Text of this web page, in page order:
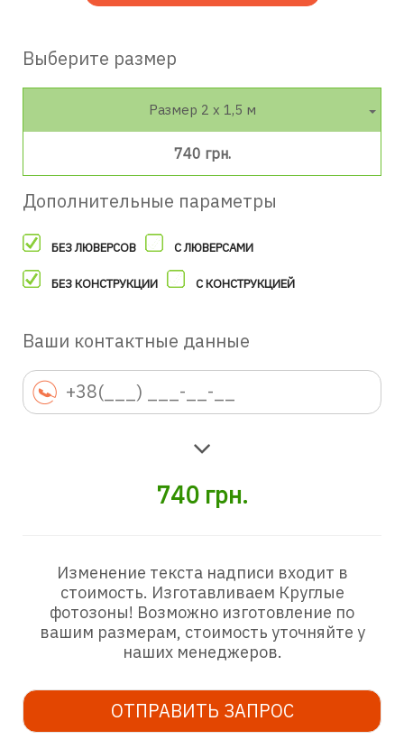
Выберите размер
Размер 2 х 1,5 м
740 грн.
Дополнительные параметры
БЕЗ ЛЮВЕРСОВ С ЛЮВЕРСАМИ
БЕЗ КОНСТРУКЦИИ С КОНСТРУКЦИЕЙ
Ваши контактные данные
740 грн.
Изменение текста надписи входит в
стоимость. Изготавливаем Круглые
фотозоны! Возможно изготовление по
вашим размерам, стоимость уточняйте у
наших менеджеров.
ОТПРАВИТЬ ЗАПРОС